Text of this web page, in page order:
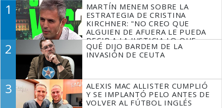
1
MARTÍN MENEM SOBRE LA
ESTRATEGIA DE CRISTINA
KIRCHNER: "NO CREO QUE
ALGUIEN DE AFUERA LE PUEDA
DECIR A LA JUSTICIA LO QUE
TIENE QUE HACER"
2
QUÉ DIJO BARDEM DE LA
INVASIÓN DE CEUTA
3
ALEXIS MAC ALLISTER CUMPLIÓ
Y SE IMPLANTÓ PELO ANTES DE
VOLVER AL FÚTBOL INGLÉS